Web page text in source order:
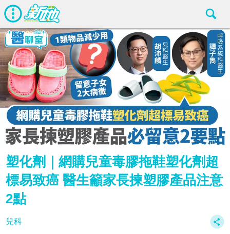
塑化劑｜網購兒童毒膠拖鞋塑化劑超
標易致癌 醫生籲家長揀塑膠產品注意
2點
兒科